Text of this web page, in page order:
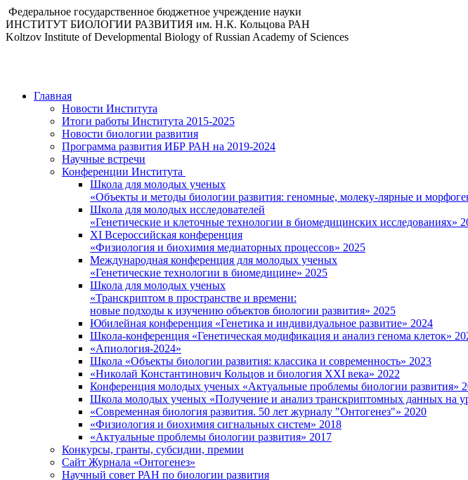
Федеральное государственное бюджетное учреждение науки
ИНСТИТУТ БИОЛОГИИ РАЗВИТИЯ им. Н.К. Кольцова РАН
Koltzov Institute of Developmental Biology of Russian Academy of Sciences
Главная
Новости Института
Итоги работы Института 2015-2025
Новости биологии развития
Программа развития ИБР РАН на 2019-2024
Научные встречи
Конференции Института
Школа для молодых ученых
«Объекты и методы биологии развития: геномные, молеку-лярные и
Школа для молодых исследователей
«Генетические и клеточные технологии в биомедицинских исследованиях»
XI Всероссийская конференция
«Физиология и биохимия медиаторных процессов» 2025
Международная конференция для молодых ученых
«Генетические технологии в биомедицине» 2025
Школа для молодых ученых
«Транскриптом в пространстве и времени:
новые подходы к изучению объектов биологии развития» 2025
Юбилейная конференция «Генетика и индивидуальное развитие» 2024
Школа-конференция «Генетическая модификация и анализ генома клеток»
«Апиология-2024»
Школа «Объекты биологии развития: классика и современность» 2023
«Николай Константинович Кольцов и биология XXI века» 2022
Конференция молодых ученых «Актуальные проблемы биологии развития»
Школа молодых ученых «Получение и анализ транскриптомных данных на
«Современная биология развития. 50 лет журналу "Онтогенез"» 2020
«Физиология и биохимия сигнальных систем» 2018
«Актуальные проблемы биологии развития» 2017
Конкурсы, гранты, субсидии, премии
Сайт Журнала «Онтогенез»
Научный совет РАН по биологии развития